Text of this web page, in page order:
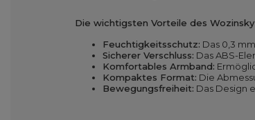
Die wichtigsten Vorteile des
Feuchtigkeitsschutz: Das 0,3
Sicherer Verschluss: Das ABS-
Komfortables Armband:
Kompaktes Format: Die
Bewegungsfreiheit: Das Design